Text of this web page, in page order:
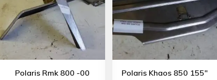
Polaris Rmk 800 -00
Polaris Khaos 850 155″